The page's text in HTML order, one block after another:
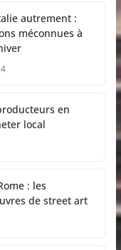
autrement :
méconnues à
en
local
: les
de street art